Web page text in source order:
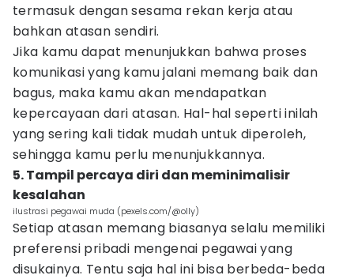
termasuk dengan sesama rekan kerja atau
bahkan atasan sendiri.
Jika kamu dapat menunjukkan bahwa proses
komunikasi yang kamu jalani memang baik dan
bagus, maka kamu akan mendapatkan
kepercayaan dari atasan. Hal-hal seperti inilah
yang sering kali tidak mudah untuk diperoleh,
sehingga kamu perlu menunjukkannya.
5. Tampil percaya diri dan meminimalisir
kesalahan
ilustrasi pegawai muda (pexels.com/@olly)
Setiap atasan memang biasanya selalu memiliki
preferensi pribadi mengenai pegawai yang
disukainya. Tentu saja hal ini bisa berbeda-beda